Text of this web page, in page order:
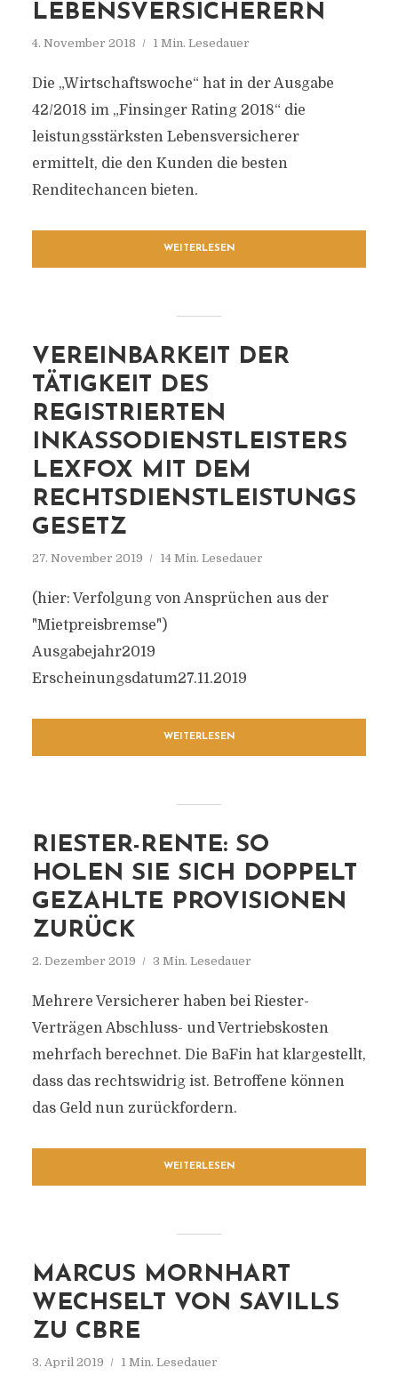
LEBENSVERSICHERERN
4. November 2018 1 Min. Lesedauer
Die „Wirtschaftswoche“ hat in der Ausgabe
42/2018 im „Finsinger Rating 2018“ die
leistungsstärksten Lebensversicherer
ermittelt, die den Kunden die besten
Renditechancen bieten.
WEITERLESEN
VEREINBARKEIT DER
TÄTIGKEIT DES
REGISTRIERTEN
INKASSODIENSTLEISTERS
LEXFOX MIT DEM
RECHTSDIENSTLEISTUNGS
GESETZ
27. November 2019 14 Min. Lesedauer
(hier: Verfolgung von Ansprüchen aus der
"Mietpreisbremse")
Ausgabejahr2019
Erscheinungsdatum27.11.2019
WEITERLESEN
RIESTER-RENTE: SO
HOLEN SIE SICH DOPPELT
GEZAHLTE PROVISIONEN
ZURÜCK
2. Dezember 2019 3 Min. Lesedauer
Mehrere Versicherer haben bei Riester-
Verträgen Abschluss- und Vertriebskosten
mehrfach berechnet. Die BaFin hat klargestellt,
dass das rechtswidrig ist. Betroffene können
das Geld nun zurückfordern.
WEITERLESEN
MARCUS MORNHART
WECHSELT VON SAVILLS
ZU CBRE
3. April 2019 1 Min. Lesedauer